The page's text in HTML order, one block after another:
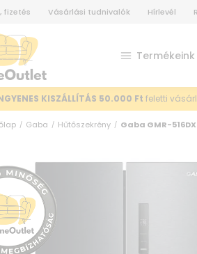
fizetés Vásárlási tudnivalók Hírlevél
Termékeink
KISZÁLLÍTÁS 50.000 Ft feletti
/ Gaba / Hűtőszekrény / Gaba GMR-